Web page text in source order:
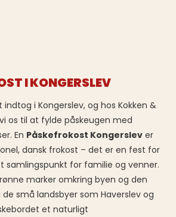
I KONGERSLEV
i Kongerslev, og hos Kokken &
os til at fylde påskeugen med
En Påskefrokost Kongerslev er
dansk frokost – det er en fest for
samlingspunkt for familie og venner.
marker omkring byen og den
små landsbyer som Haverslev og
et naturligt